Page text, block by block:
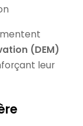
(DEM)
leur